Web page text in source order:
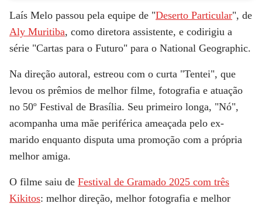
Laís Melo passou pela equipe de "Deserto Particular", de
Aly Muritiba, como diretora assistente, e codirigiu a
série "Cartas para o Futuro" para o National Geographic.
Na direção autoral, estreou com o curta "Tentei", que
levou os prêmios de melhor filme, fotografia e atuação
no 50º Festival de Brasília. Seu primeiro longa, "Nó",
acompanha uma mãe periférica ameaçada pelo ex-
marido enquanto disputa uma promoção com a própria
melhor amiga.
O filme saiu de Festival de Gramado 2025 com três
Kikitos: melhor direção, melhor fotografia e melhor